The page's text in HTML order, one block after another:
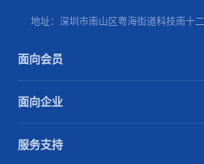
地址：深圳市南山区粤海街道科技南十
面向会员
面向企业
服务支持